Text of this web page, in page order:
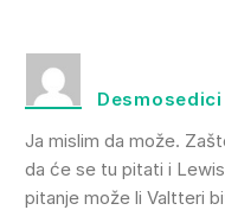
Desmosedici
Ja mislim da može.
da će se tu pitati i
pitanje može li Valtteri